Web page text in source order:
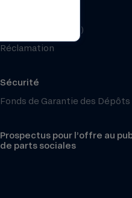
Centre d’aide (FAQ)
Réclamation
Sécurité
Fonds de Garantie des Dépôts
Prospectus pour l’offre au
de parts sociales